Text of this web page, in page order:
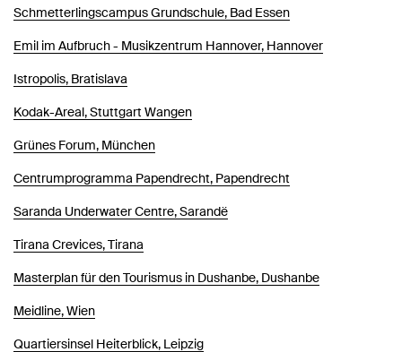
Schmetterlingscampus Grundschule, Bad Essen
Emil im Aufbruch - Musikzentrum Hannover, Hannover
Istropolis, Bratislava
Kodak-Areal, Stuttgart Wangen
Grünes Forum, München
Centrumprogramma Papendrecht, Papendrecht
Saranda Underwater Centre, Sarandë
Tirana Crevices, Tirana
Masterplan für den Tourismus in Dushanbe, Dushanbe
Meidline, Wien
Quartiersinsel Heiterblick, Leipzig